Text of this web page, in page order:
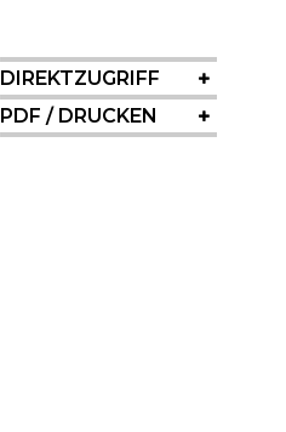
SIDEBAR
DIREKTZUGRIFF
PDF / DRUCKEN